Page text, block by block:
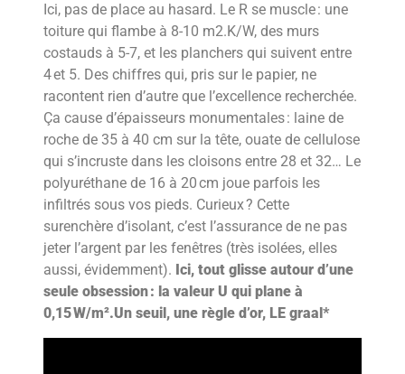
Ici, pas de place au hasard. Le R se muscle : une
toiture qui flambe à 8-10 m2.K/W, des murs
costauds à 5-7, et les planchers qui suivent entre
4 et 5. Des chiffres qui, pris sur le papier, ne
racontent rien d’autre que l’excellence recherchée.
Ça cause d’épaisseurs monumentales : laine de
roche de 35 à 40 cm sur la tête, ouate de cellulose
qui s’incruste dans les cloisons entre 28 et 32… Le
polyuréthane de 16 à 20 cm joue parfois les
infiltrés sous vos pieds. Curieux ? Cette
surenchère d’isolant, c’est l’assurance de ne pas
jeter l’argent par les fenêtres (très isolées, elles
aussi, évidemment). Ici, tout glisse autour d’une
seule obsession : la valeur U qui plane à
0,15 W/m².Un seuil, une règle d’or, LE graal*